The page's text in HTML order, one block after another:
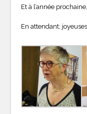
Et à l’année
En attendant;